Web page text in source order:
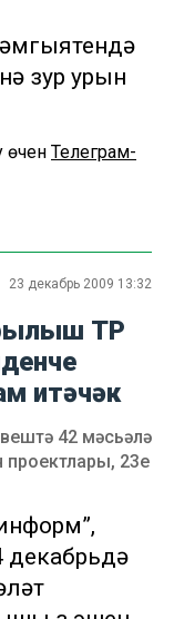
зур урын
өчен Телеграм-
23 декабрь 2009 13:32
ТР
итәчәк
42 мәсьәлә
23е
декабрьдә